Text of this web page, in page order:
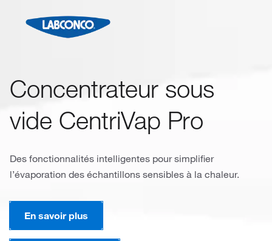
Concentrateur sous
vide CentriVap Pro
Des fonctionnalités intelligentes pour simplifier
l’évaporation des échantillons sensibles à la chaleur.
En savoir plus